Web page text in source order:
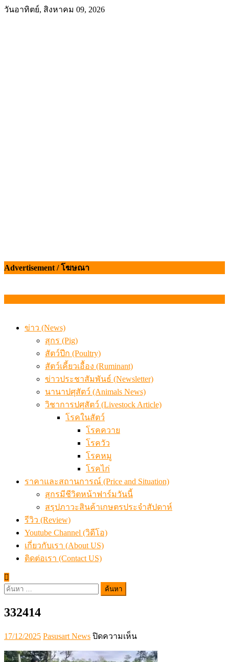
วันอาทิตย์, สิงหาคม 09, 2026
Advertisement / โฆษณา
ข่าว (News)
สุกร (Pig)
สัตว์ปีก (Poultry)
สัตว์เคี้ยวเอื้อง (Ruminant)
ข่าวประชาสัมพันธ์ (Newsletter)
นานาปศุสัตว์ (Animals News)
วิชาการปศุสัตว์ (Livestock Article)
โรคในสัตว์
โรคควาย
โรควัว
โรคหมู
โรคไก่
ราคาและสถานการณ์ (Price and Situation)
สุกรมีชีวิตหน้าฟาร์มวันนี้
สรุปภาวะสินค้าเกษตรประจำสัปดาห์
รีวิว (Review)
Youtube Channel (วิดีโอ)
เกี่ยวกับเรา (About US)
ติดต่อเรา (Contact US)
ค้นหา
332414
Posted
on
17/12/2025 Author
Pasusart News ปิดความเห็นบน